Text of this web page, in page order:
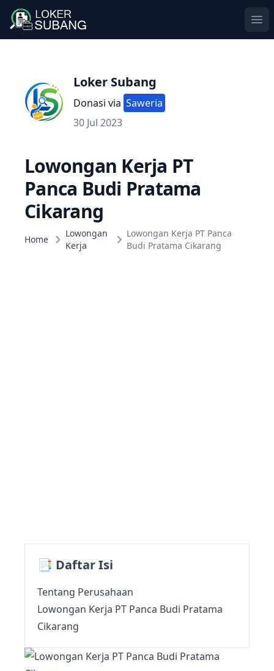
Loker Subang
Donasi via Saweria
30 Jul 2023
Lowongan Kerja PT
Panca Budi Pratama
Cikarang
Home
Lowongan
Kerja
Lowongan Kerja PT Panca
Budi Pratama Cikarang
📑 Daftar Isi
Tentang Perusahaan
Lowongan Kerja PT Panca Budi Pratama
Cikarang